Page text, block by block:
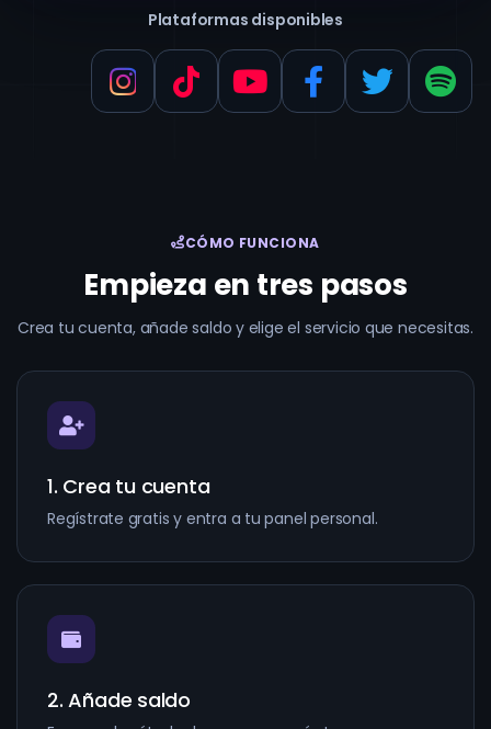
Plataformas disponibles
CÓMO FUNCIONA
Empieza en tres pasos
Crea tu cuenta, añade saldo y elige el servicio que necesitas.
1. Crea tu cuenta
Regístrate gratis y entra a tu panel personal.
2. Añade saldo